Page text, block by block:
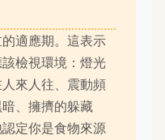
適應期。這表示
檢視環境：燈光
來人往、震動頻
、擁擠的躲藏
定你是食物來源